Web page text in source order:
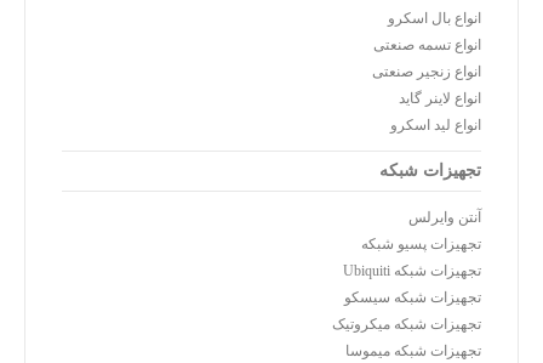
انواع بال اسکرو
انواع تسمه صنعتی
انواع زنجیر صنعتی
انواع لاینر گاید
انواع لید اسکرو
تجهیزات شبکه
آنتن وایرلس
تجهیزات پسیو شبکه
تجهیزات شبکه Ubiquiti
تجهیزات شبکه سیسکو
تجهیزات شبکه میکروتیک
تجهیزات شبکه میموسا